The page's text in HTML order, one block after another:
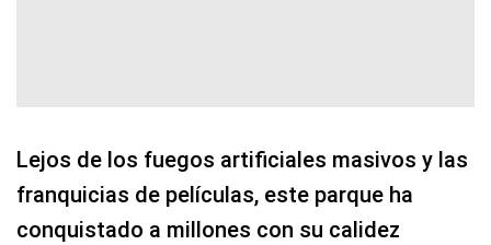
Lejos de los fuegos artificiales masivos y las
franquicias de películas, este parque ha
conquistado a millones con su calidez